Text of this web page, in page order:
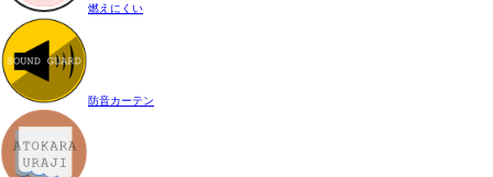
燃えにくい
防音カーテン